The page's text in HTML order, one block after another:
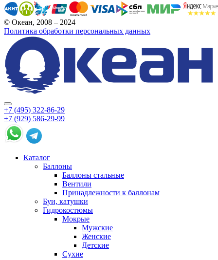
© Океан, 2008 – 2024
Политика обработки персональных данных
+7 (495) 322-86-29
+7 (929) 586-29-99
Каталог
Баллоны
Баллоны стальные
Вентили
Принадлежности к баллонам
Буи, катушки
Гидрокостюмы
Мокрые
Мужские
Женские
Детские
Сухие